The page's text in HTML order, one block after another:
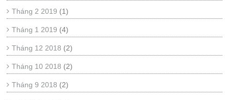
Tháng 2 2019 (1)
Tháng 1 2019 (4)
Tháng 12 2018 (2)
Tháng 10 2018 (2)
Tháng 9 2018 (2)